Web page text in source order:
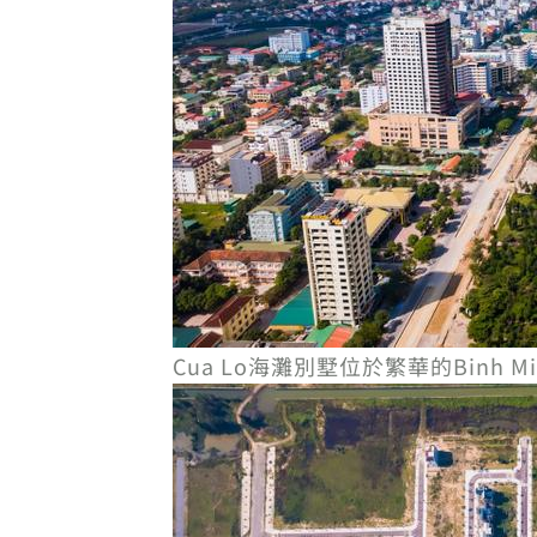
Cua Lo海灘別墅位於繁華的Binh